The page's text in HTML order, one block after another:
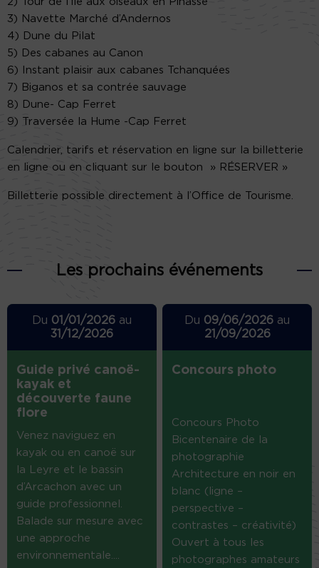
3) Navette Marché d’Andernos
4) Dune du Pilat
5) Des cabanes au Canon
6) Instant plaisir aux cabanes Tchanquées
7) Biganos et sa contrée sauvage
8) Dune- Cap Ferret
9) Traversée la Hume -Cap Ferret
Calendrier, tarifs et réservation en ligne sur la billetterie
en ligne ou en cliquant sur le bouton » RÉSERVER »
Billetterie possible directement à l’Office de Tourisme.
Les prochains événements
Du 01/01/2026au
31/12/2026
Guide privé canoë-
kayak et
découverte faune
flore
Venez naviguez en
kayak ou en canoë sur
la Leyre et le bassin
d’Arcachon avec un
guide professionnel.
Balade sur mesure avec
une approche
environnementale....
Du 09/06/2026 au
21/09/2026
Concours photo
Concours Photo
Bicentenaire de la
photographie
Architecture en noir en
blanc (ligne –
perspective –
contrastes – créativité)
Ouvert à tous les
photographes amateurs